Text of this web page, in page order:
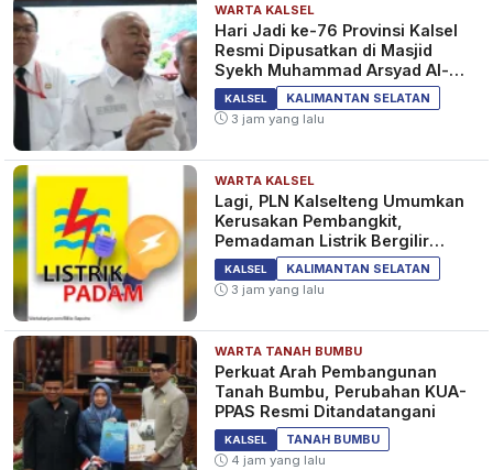
WARTA KALSEL
Hari Jadi ke-76 Provinsi Kalsel
Resmi Dipusatkan di Masjid
Syekh Muhammad Arsyad Al-
Banjari
KALSEL
KALIMANTAN SELATAN
3 jam yang lalu
WARTA KALSEL
Lagi, PLN Kalselteng Umumkan
Kerusakan Pembangkit,
Pemadaman Listrik Bergilir
Diperpanjang?
KALSEL
KALIMANTAN SELATAN
3 jam yang lalu
WARTA TANAH BUMBU
Perkuat Arah Pembangunan
Tanah Bumbu, Perubahan KUA-
PPAS Resmi Ditandatangani
KALSEL
TANAH BUMBU
4 jam yang lalu